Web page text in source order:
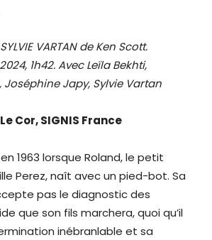
SYLVIE VARTAN de Ken Scott.
1h42. Avec Leïla Bekhti,
Japy, Sylvie Vartan
Cor, SIGNIS France
1963 lorsque Roland, le petit
Perez, naît avec un pied-bot. Sa
pas le diagnostic des
que son fils marchera, quoi qu’il
inébranlable et sa